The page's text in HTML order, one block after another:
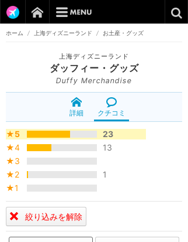
ホーム / 上海ディズニーランド / お土産・グッズ
上海ディズニーランド
ダッフィー・グッズ
Duffy Merchandise
詳細 クチコミ
★5
23
★4
13
★3
★2
1
★1
絞り込みを解除